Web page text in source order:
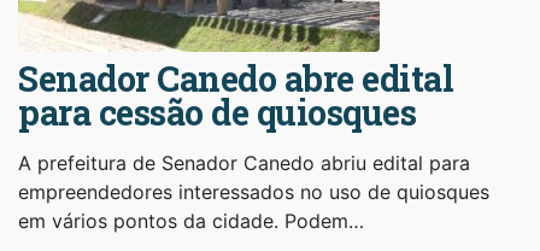
Senador Canedo abre edital
para cessão de quiosques
A prefeitura de Senador Canedo abriu edital para
empreendedores interessados no uso de quiosques
em vários pontos da cidade. Podem…